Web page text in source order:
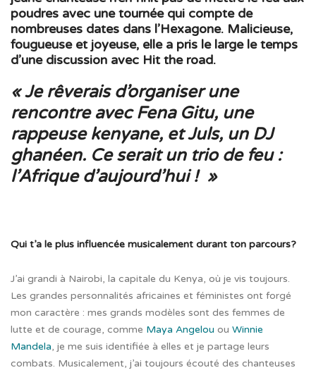
poudres avec une tournée qui compte de
nombreuses dates dans l’Hexagone. Malicieuse,
fougueuse et joyeuse, elle a pris le large le temps
d’une discussion avec Hit the road.
« Je rêverais d’organiser une
rencontre avec Fena Gitu, une
rappeuse kenyane, et Juls, un DJ
ghanéen. Ce serait un trio de feu :
l’Afrique d’aujourd’hui ! »
Qui t’a le plus influencée musicalement durant ton parcours?
J’ai grandi à Nairobi, la capitale du Kenya, où je vis toujours.
Les grandes personnalités africaines et féministes ont forgé
mon caractère : mes grands modèles sont des femmes de
lutte et de courage, comme Maya Angelou ou Winnie
Mandela, je me suis identifiée à elles et je partage leurs
combats. Musicalement, j’ai toujours écouté des chanteuses